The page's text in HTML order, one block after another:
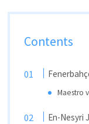
Contents
Maestro
En-Nesyri